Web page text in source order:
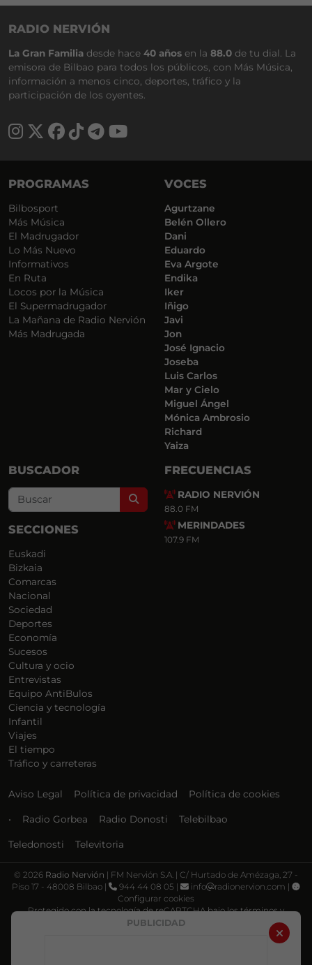
PUBLICIDAD
RADIO NERVIÓN
La Gran Familia desde hace 40 años en la 88.0 de tu dial. La
emisora de Bilbao para todos los públicos, con Más Música,
información a menos cinco, deportes, tráfico y la
participación de los oyentes.
PROGRAMAS
Bilbosport
Más Música
El Madrugador
Lo Más Nuevo
Informativos
En Ruta
Locos por la Música
El Supermadrugador
La Mañana de Radio Nervión
Más Madrugada
VOCES
Agurtzane
Belén Ollero
Dani
Eduardo
Eva Argote
Endika
Iker
Iñigo
Javi
Jon
José Ignacio
Joseba
Luis Carlos
Mar y Cielo
Miguel Ángel
Mónica Ambrosio
Richard
Yaiza
BUSCADOR
Search
SECCIONES
Euskadi
Bizkaia
Comarcas
Nacional
Sociedad
Deportes
Economía
Sucesos
Cultura y ocio
Entrevistas
Equipo AntiBulos
Ciencia y tecnología
Infantil
Viajes
El tiempo
Tráfico y carreteras
FRECUENCIAS
RADIO NERVIÓN
88.0 FM
MERINDADES
107.9 FM
Aviso Legal Política de privacidad Política de cookies
• Radio Gorbea Radio Donosti Telebilbao
Teledonosti Televitoria
© 2026 Radio Nervión | FM Nervión S.A. | C/ Hurtado de Amézaga, 27 -
Piso 17 - 48008 Bilbao |
944 44 08 05 | info
radionervion.com |
Configurar cookies
Protegido con la tecnología de reCAPTCHA bajo los términos y
Política de privacidad Términos de servicio